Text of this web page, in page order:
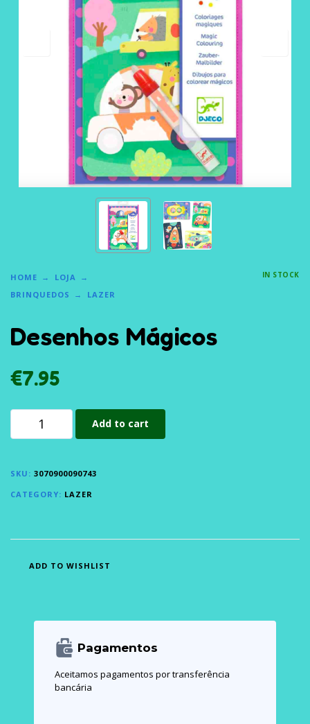
HOME
LOJA
BRINQUEDOS
LAZER
IN STOCK
Desenhos Mágicos
€7.95
Add to cart
SKU: 3070900090743
CATEGORY: LAZER
ADD TO WISHLIST
Pagamentos
Aceitamos pagamentos por transferência
bancária